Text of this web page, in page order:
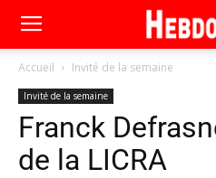
Accueil Invité de la semaine
Invité de la semaine
Franck
de la LICRA